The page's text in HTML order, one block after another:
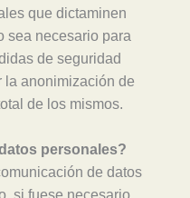
que dictaminen
sea necesario para
de seguridad
la anonimización de
de los mismos.
personales?
de datos